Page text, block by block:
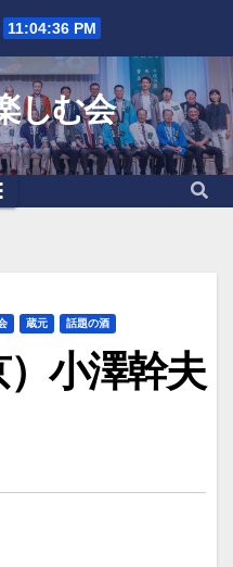
11:04:37 PM
しむ会
蔵元 話題の酒
小澤幹夫